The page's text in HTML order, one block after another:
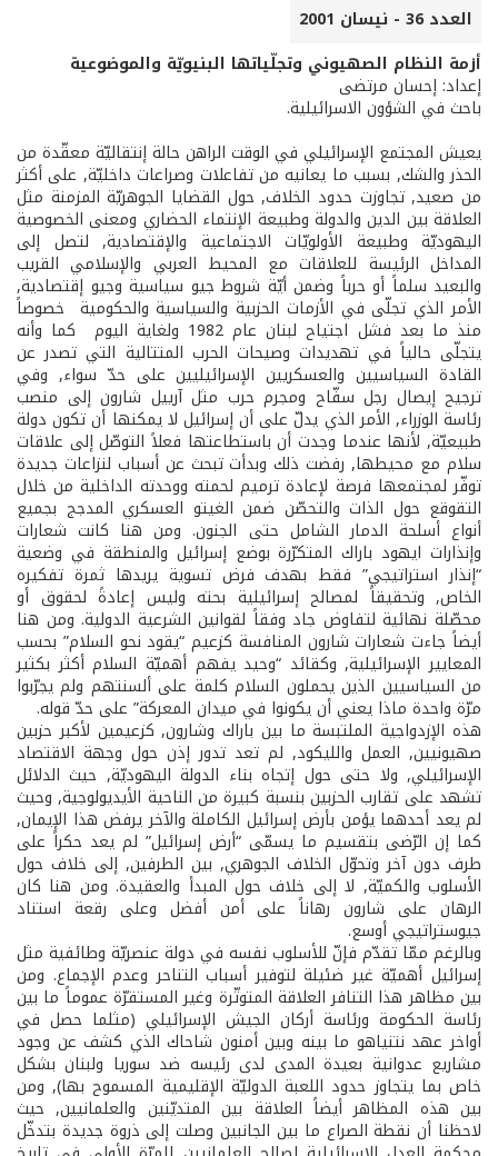
العدد 36 - نيسان 2001
أزمة النظام الصهيوني وتجلّياتها البنيويّة والموضوعية
إعداد: إحسان مرتضى
باحث في الشؤون الاسرائيلية.
يعيش المجتمع الإسرائيلي في الوقت الراهن حالة إنتقاليّة معقّدة من
الحذر والشك, بسبب ما يعانيه من تفاعلات وصراعات داخليّة, على أكثر
من صعيد, تجاوزت حدود الخلاف, حول القضايا الجوهريّة المزمنة مثل
العلاقة بين الدين والدولة وطبيعة الإنتماء الحضاري ومعنى الخصوصية
اليهوديّة وطبيعة الأولويّات الاجتماعية والإقتصادية, لتصل إلى
المداخل الرئيسة للعلاقات مع المحيط العربي والإسلامي القريب
والبعيد سلماً أو حرباً وضمن أيّة شروط جيو سياسية وجيو إقتصادية,
الأمر الذي تجلّى في الأزمات الحزبية والسياسية والحكومية ­ خصوصاً
منذ ما بعد فشل اجتياح لبنان عام 1982 ولغاية اليوم ­ كما وأنه
يتجلّى حالياً في تهديدات وصيحات الحرب المتتالية التي تصدر عن
القادة السياسيين والعسكريين الإسرائيليين على حدّ سواء, وفي
ترجيح إيصال رجل سفّاح ومجرم حرب مثل آرييل شارون إلى منصب
رئاسة الوزراء, الأمر الذي يدلّ على أن إسرائيل لا يمكنها أن تكون دولة
طبيعيّة, لأنها عندما وجدت أن باستطاعتها فعلاً التوصّل إلى علاقات
سلام مع محيطها, رفضت ذلك وبدأت تبحث عن أسباب لنزاعات جديدة
توفّر لمجتمعها فرصة لإعادة ترميم لحمته ووحدته الداخلية من خلال
التقوقع حول الذات والتحصّن ضمن الغيتو العسكري المدجج بجميع
أنواع أسلحة الدمار الشامل حتى الجنون. ومن هنا كانت شعارات
وإنذارات ايهود باراك المتكرّرة بوضع إسرائيل والمنطقة في وضعية
“إنذار استراتيجي” فقط بهدف فرض تسوية يريدها ثمرة تفكيره
الخاص, وتحقيقاً لمصالح إسرائيلية بحته وليس إعادةً لحقوق أو
محصّلة نهائية لتفاوض جاد وفقاً لقوانين الشرعية الدولية. ومن هنا
أيضاً جاءت شعارات شارون المنافسة كزعيم “يقود نحو السلام” بحسب
المعايير الإسرائيلية, وكقائد “وحيد يفهم أهميّة السلام أكثر بكثير
من السياسيين الذين يحملون السلام كلمة على ألسنتهم ولم يجرّبوا
مرّة واحدة ماذا يعني أن يكونوا في ميدان المعركة” على حدّ قوله.
هذه الإزدواجية الملتبسة ما بين باراك وشارون, كزعيمين لأكبر حزبين
صهيونيين, العمل والليكود, لم تعد تدور إذن حول وجهة الاقتصاد
الإسرائيلي, ولا حتى حول إتجاه بناء الدولة اليهوديّة, حيث الدلائل
تشهد على تقارب الحزبين بنسبة كبيرة من الناحية الأيديولوجية, وحيث
لم يعد أحدهما يؤمن بأرض إسرائيل الكاملة والآخر يرفض هذا الإيمان,
كما إن الرّضى بتقسيم ما يسمّى “أرض إسرائيل” لم يعد حكراً على
طرف دون آخر وتحوّل الخلاف الجوهري, بين الطرفين, إلى خلاف حول
الأسلوب والكميّة, لا إلى خلاف حول المبدأ والعقيدة. ومن هنا كان
الرهان على شارون رهاناً على أمن أفضل وعلى رقعة استناد
جيوستراتيجي أوسع.
وبالرغم ممّا تقدّم فإنّ للأسلوب نفسه في دولة عنصريّة وطائفية مثل
إسرائيل أهميّة غير ضئيلة لتوفير أسباب التناحر وعدم الإجماع. ومن
بين مظاهر هذا التنافر العلاقة المتوتّرة وغير المستقرّة عموماً ما بين
رئاسة الحكومة ورئاسة أركان الجيش الإسرائيلي (مثلما حصل في
أواخر عهد نتنياهو ما بينه وبين أمنون شاحاك الذي كشف عن وجود
مشاريع عدوانية بعيدة المدى لدى رئيسه ضد سوريا ولبنان بشكل
خاص بما يتجاوز حدود اللعبة الدوليّة الإقليمية المسموح بها), ومن
بين هذه المظاهر أيضاً العلاقة بين المتديّنين والعلمانيين, حيث
لاحظنا أن نقطة الصراع ما بين الجانبين وصلت إلى ذروة جديدة بتدخّل